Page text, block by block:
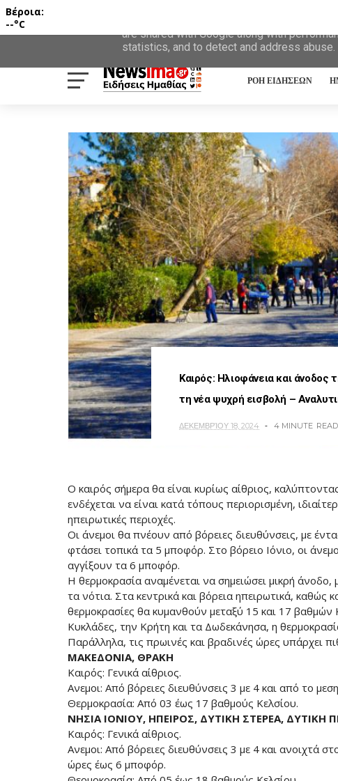
ΡΟΗ ΕΙΔΗΣΕΩΝ
Καιρός: Ηλιοφάνεια και
τη νέα ψυχρή εισβολή –
ΔΕΚΕΜΒΡΊΟΥ 18, 2024 4 MINUTE READ
Ο καιρός σήμερα θα είναι κυρίως αίθριος,
ενδέχεται να είναι κατά τόπους περιορισμένη,
ηπειρωτικές περιοχές.
Οι άνεμοι θα πνέουν από βόρειες διευθύνσεις, με
φτάσει τοπικά τα 5 μποφόρ. Στο βόρειο Ιόνιο, οι
αγγίξουν τα 6 μποφόρ.
Η θερμοκρασία αναμένεται να σημειώσει μικρή
τα νότια. Στα κεντρικά και βόρεια ηπειρωτικά, καθώς
θερμοκρασίες θα κυμανθούν μεταξύ 15 και 17 βαθμών
Κυκλάδες, την Κρήτη και τα Δωδεκάνησα, η
Παράλληλα, τις πρωινές και βραδινές ώρες υπάρχει
ΜΑΚΕΔΟΝΙΑ, ΘΡΑΚΗ
Καιρός: Γενικά αίθριος.
Ανεμοι: Από βόρειες διευθύνσεις 3 με 4 και από το
Θερμοκρασία: Από 03 έως 17 βαθμούς Κελσίου.
ΝΗΣΙΑ ΙΟΝΙΟΥ, ΗΠΕΙΡΟΣ, ΔΥΤΙΚΗ ΣΤΕΡΕΑ,
Καιρός: Γενικά αίθριος.
Ανεμοι: Από βόρειες διευθύνσεις 3 με 4 και ανοιχτά
ώρες έως 6 μποφόρ.
Βέροια:
--°C
are shared with Google along with
statistics, and to detect and address abuse.